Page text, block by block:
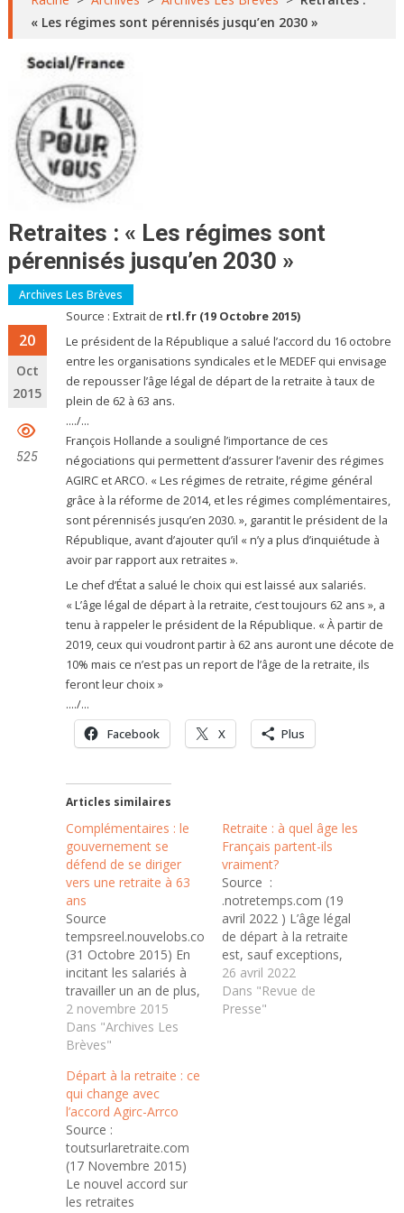
« Les régimes sont pérennisés jusqu’en 2030 »
Retraites : « Les régimes sont
pérennisés jusqu’en 2030 »
Archives Les Brèves
20
Oct
2015
525
Source : Extrait de rtl.fr (19 Octobre 2015)
Le président de la République a salué l’accord du 16 octobre
entre les organisations syndicales et le MEDEF qui envisage
de repousser l’âge légal de départ de la retraite à taux de
plein de 62 à 63 ans.
…./…
François Hollande a souligné l’importance de ces
négociations qui permettent d’assurer l’avenir des régimes
AGIRC et ARCO. « Les régimes de retraite, régime général
grâce à la réforme de 2014, et les régimes complémentaires,
sont pérennisés jusqu’en 2030. », garantit le président de la
République, avant d’ajouter qu’il « n’y a plus d’inquiétude à
avoir par rapport aux retraites ».
Le chef d’État a salué le choix qui est laissé aux salariés.
« L’âge légal de départ à la retraite, c’est toujours 62 ans », a
tenu à rappeler le président de la République. « À partir de
2019, ceux qui voudront partir à 62 ans auront une décote de
10% mais ce n’est pas un report de l’âge de la retraite, ils
feront leur choix »
…./…
Facebook X Plus
Articles similaires
Complémentaires : le
gouvernement se
défend de se diriger
vers une retraite à 63
ans
Source
tempsreel.nouvelobs.com
(31 Octobre 2015) En
incitant les salariés à
travailler un an de plus,
l'accord sur les
retraites
complémentaires pose
nouveau recul de l'âge
légal de départ à la
retraite, même si le
gouvernement s'en
défend et préfère y voir
une "liberté" donnée
aux salariés.…
2 novembre 2015
Dans "Archives Les
Brèves"
Retraite : à quel âge les
Français partent-ils
vraiment?
Source :
.notretemps.com (19
avril 2022 ) L’âge légal
de départ à la retraite
est, sauf exceptions,
fixé à 62 ans. En
réalité, beaucoup de
Français partent plus
26 avril 2022
Dans "Revue de
Presse"
Départ à la retraite : ce
qui change avec
l’accord Agirc-Arrco
Source :
toutsurlaretraite.com
(17 Novembre 2015)
Le nouvel accord sur
les retraites